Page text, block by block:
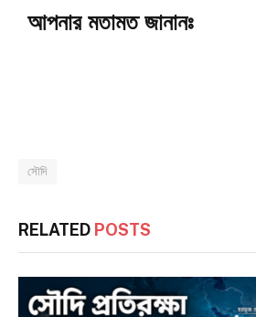
আপনার মতামত জানানঃ
সৌদি
RELATED POSTS